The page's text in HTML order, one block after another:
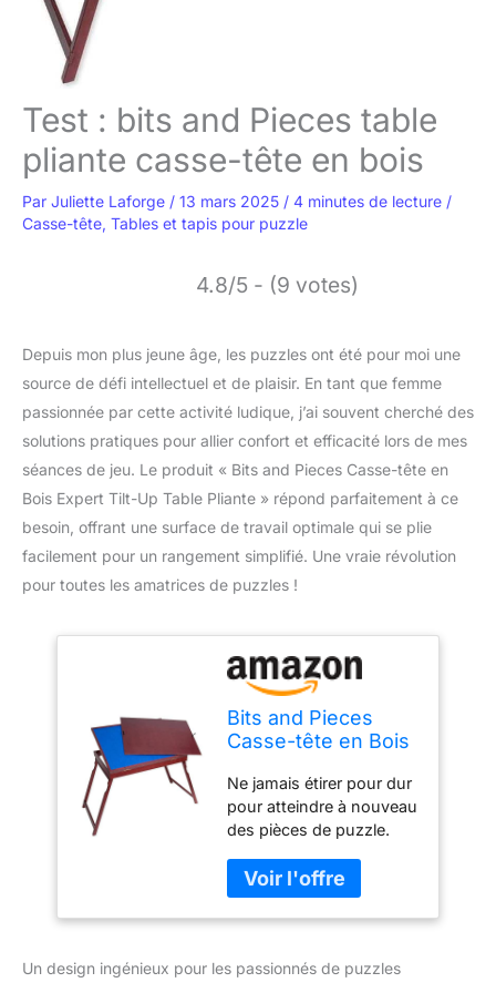
Test : bits and Pieces table
pliante casse-tête en bois
Par Juliette Laforge / 13 mars 2025 / 4 minutes de lecture /
Casse-tête, Tables et tapis pour puzzle
4.8/5 - (9 votes)
Depuis mon plus jeune âge, les puzzles ont été pour moi une
source de défi intellectuel et de plaisir. En tant que femme
passionnée par cette activité ludique, j’ai souvent cherché des
solutions pratiques pour allier confort et efficacité lors de mes
séances de jeu. Le produit « Bits and Pieces Casse-tête en
Bois Expert Tilt-Up Table Pliante » répond parfaitement à ce
besoin, offrant une surface de travail optimale qui se plie
facilement pour un rangement simplifié. Une vraie révolution
pour toutes les amatrices de puzzles !
Bits and Pieces
Casse-tête en Bois
Pliante Jigsaw
Puzzle Accessoires
de Table se Plie
pour Le Rangement
Facile
Ne jamais étirer pour dur
pour atteindre à nouveau
des pièces de puzzle.
renforcé pour une table
libre ou placer à plat sur
une table de votre
exclusif conçu sur
Un design ingénieux pour les passionnés de puzzles